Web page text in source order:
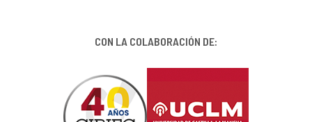
CON LA COLABORACIÓN DE: